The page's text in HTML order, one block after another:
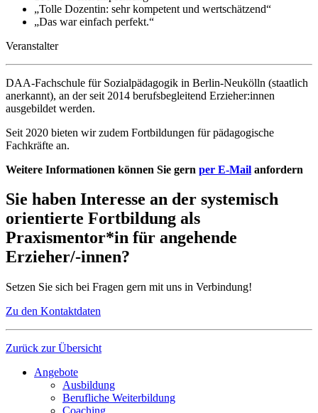
„Tolle Dozentin: sehr kompetent und wertschätzend“
„Das war einfach perfekt.“
Veranstalter
DAA-Fachschule für Sozialpädagogik in Berlin-Neukölln (staatlich
anerkannt), an der seit 2014 berufsbegleitend Erzieher:innen
ausgebildet werden.
Seit 2020 bieten wir zudem Fortbildungen für pädagogische
Fachkräfte an.
Weitere Informationen können Sie gern per E-Mail anfordern
Sie haben Interesse an der systemisch
orientierte Fortbildung als
Praxismentor*in für angehende
Erzieher/-innen?
Setzen Sie sich bei Fragen gern mit uns in Verbindung!
Zu den Kontaktdaten
Zurück zur Übersicht
Angebote
Ausbildung
Berufliche Weiterbildung